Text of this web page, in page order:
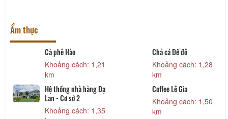
Ẩm thực
Cà phê Hào
Khoảng cách: 1,21
km
Chả cá Đế đô
Khoảng cách: 1,28
km
Hệ thống nhà hàng Dạ
Lan - Cơ sở 2
Khoảng cách: 1,35
Coffee Lê Gia
Khoảng cách: 1,50
km